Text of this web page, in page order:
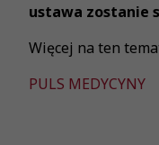
ustawa zostanie
Więcej na ten
PULS MEDYCYNY